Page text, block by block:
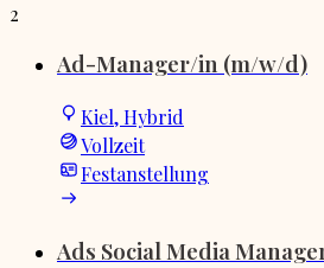
2
Ad-Manager/in (m/w/d)
Kiel, Hybrid
Vollzeit
Festanstellung
Ads Social Media